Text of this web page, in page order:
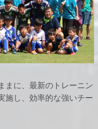
に、 最新のトレーニン
し、 効率的な強いチー